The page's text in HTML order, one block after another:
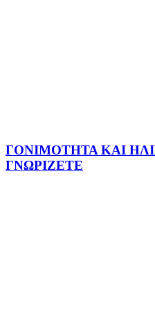
ΓΟΝΙΜΟΤΗΤΑ ΚΑΙ
ΓΝΩΡΙΖΕΤΕ